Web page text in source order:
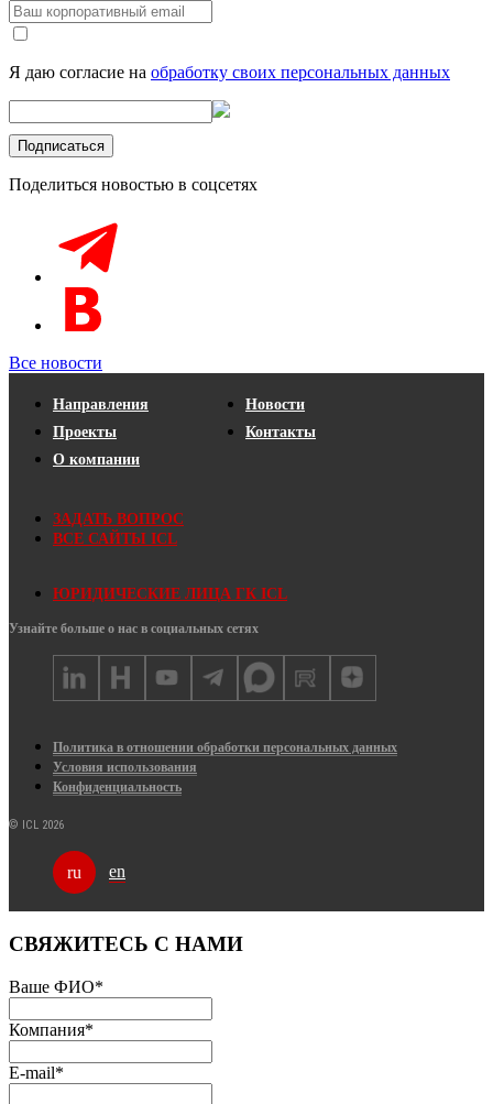
Я даю согласие на обработку своих персональных данных
Поделиться новостью в соцсетях
Все новости
Направления
Проекты
О компании
Новости
Контакты
ЗАДАТЬ ВОПРОС
ВСЕ САЙТЫ ICL
ЮРИДИЧЕСКИЕ ЛИЦА ГК ICL
Узнайте больше о нас в социальных сетях
Политика в отношении обработки персональных данных
Условия использования
Конфиденциальность
© ICL 2026
ru en
СВЯЖИТЕСЬ С НАМИ
Ваше ФИО*
Компания*
E-mail*